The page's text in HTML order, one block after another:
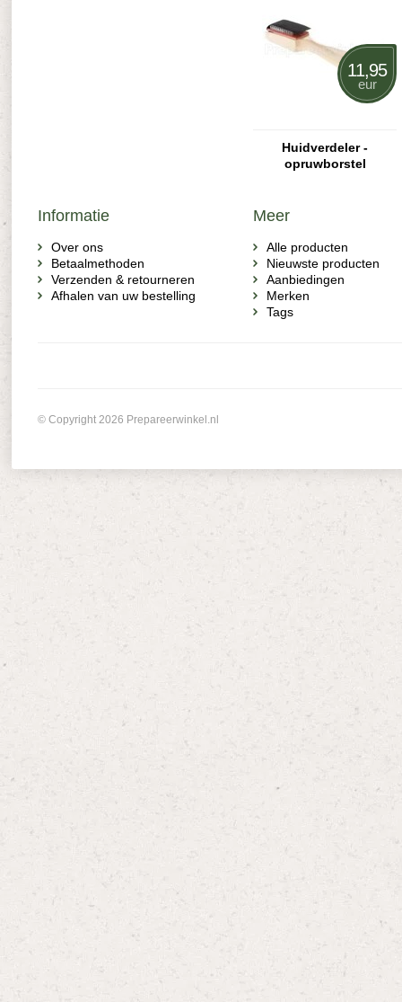
11,95
eur
Huidverdeler -
opruwborstel
Informatie
Over ons
Betaalmethoden
Verzenden & retourneren
Afhalen van uw bestelling
Meer
Alle producten
Nieuwste producten
Aanbiedingen
Merken
Tags
© Copyright 2026 Prepareerwinkel.nl